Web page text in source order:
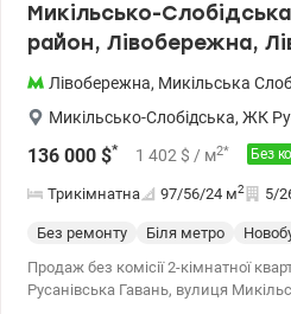
Микільсько-
район, Лівобережна,
Лівобережна, Микільська
Микільсько-Слобідська, ЖК
136 000 $* 1 402 $ / м2* Без
Трикімнатна 97/56/24 м2 5/
Без ремонту Біля метро
Продаж без комісії 2-кімнатної
Русанівська Гавань, вулиця